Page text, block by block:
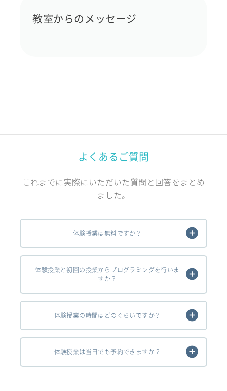
教室からのメッセージ
よくあるご質問
これまでに実際にいただいた質問と回答をまとめ
ました。
体験授業は無料ですか？
体験授業と初回の授業からプログラミングを行いま
すか？
体験授業の時間はどのぐらいですか？
体験授業は当日でも予約できますか？